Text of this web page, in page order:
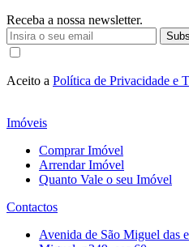
Receba a nossa newsletter.
Aceito a Política de Privacidade e
Imóveis
Comprar Imóvel
Arrendar Imóvel
Quanto Vale o seu Imóvel
Contactos
Avenida de São Miguel das